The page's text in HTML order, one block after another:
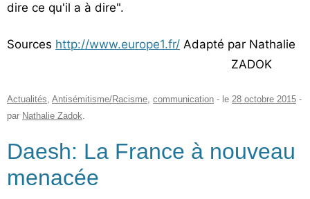
dire ce qu'il a à dire".
Sources http://www.europe1.fr/ Adapté par Nathalie
ZADOK
Actualités, Antisémitisme/Racisme, communication - le 28 octobre 2015 -
par Nathalie Zadok.
Daesh: La France à nouveau
menacée